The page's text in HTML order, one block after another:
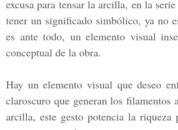
excusa para tensar la arcilla, en la serie
tener un significado simbólico, ya no
es ante todo, un elemento visual
conceptual de la obra.
Hay un elemento visual que deseo
claroscuro que generan los filamentos
arcilla, este gesto potencia la riqueza